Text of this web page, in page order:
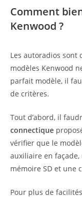
Comment
Kenwood ?
Les autoradios sont
modèles Kenwood
parfait modèle, il
de critères.
Tout d’abord, il
connectique
vérifier que le
auxiliaire en façade,
mémoire SD et une
Pour plus de